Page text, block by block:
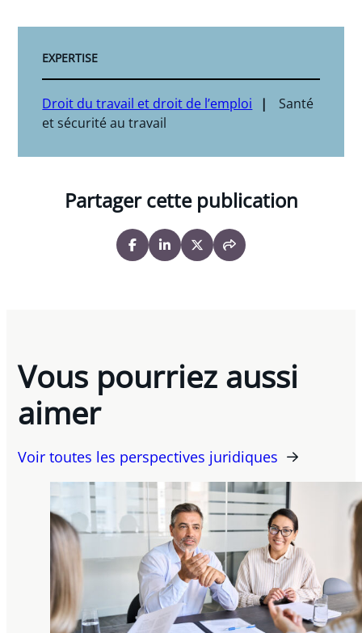
EXPERTISE
Droit du travail et droit de l’emploi
Santé
et sécurité au travail
Partager cette publication
Vous pourriez aussi
aimer
Voir toutes les perspectives juridiques